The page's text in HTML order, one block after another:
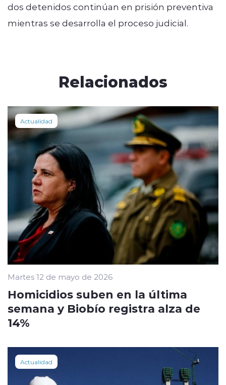
dos detenidos continúan en prisión preventiva
mientras se desarrolla el proceso judicial.
Relacionados
Actualidad
Martes 12 de mayo de 2026
Homicidios suben en la última
semana y Biobío registra alza de
14%
Actualidad